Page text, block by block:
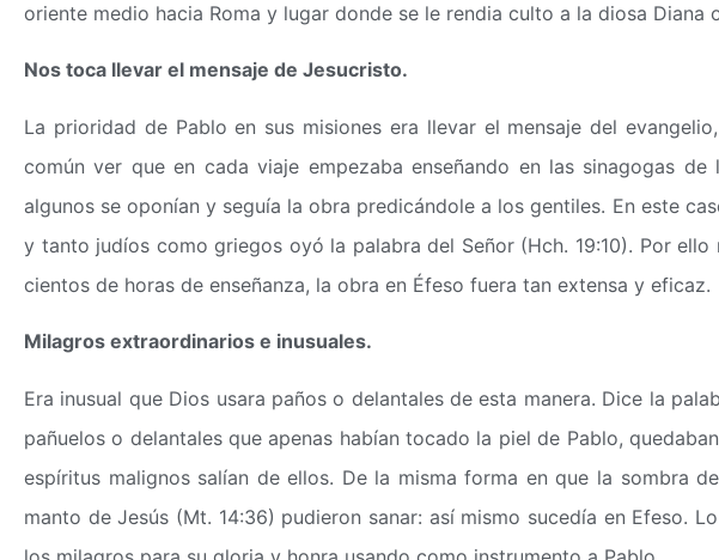
oriente medio hacia Roma y lugar donde se le rendia culto a la diosa Diana
Nos toca llevar el mensaje de Jesucristo.
La prioridad de Pablo en sus misiones era llevar el mensaje del
común ver que en cada viaje empezaba enseñando en las sinagogas
algunos se oponían y seguía la obra predicándole a los gentiles. En este
y tanto judíos como griegos oyó la palabra del Señor (Hch. 19:10). Por
cientos de horas de enseñanza, la obra en Éfeso fuera tan extensa y eficaz.
Milagros extraordinarios e inusuales.
Era inusual que Dios usara paños o delantales de esta manera. Dice la
pañuelos o delantales que apenas habían tocado la piel de Pablo,
espíritus malignos salían de ellos. De la misma forma en que la sombra
manto de Jesús (Mt. 14:36) pudieron sanar: así mismo sucedía en Efeso.